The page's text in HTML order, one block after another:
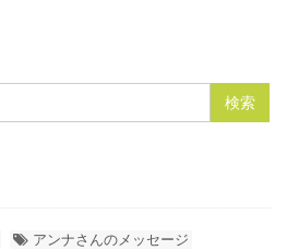
アンナさんのメッセージ